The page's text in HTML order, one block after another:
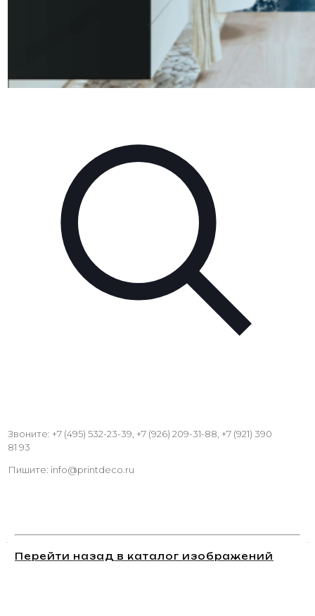
Звоните: +7 (495) 532-23-39, +7 (926) 209-31-88, +7 (921) 390
81 93
Пишите: info@printdeco.ru
Перейти назад в каталог изображений